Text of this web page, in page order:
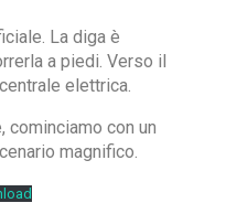
La diga è
a piedi. Verso il
elettrica.
cominciamo con un
magnifico.